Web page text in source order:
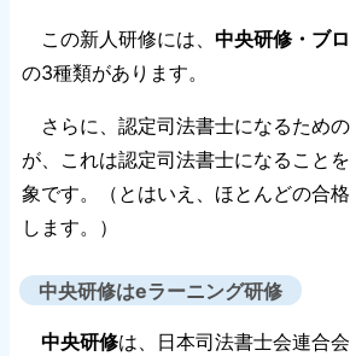
この新人研修には、 中央研修・ブ
の3種類があります。
さらに、認定司法書士になるための
が、これは認定司法書士になること
象です。（とはいえ、ほとんどの合
します。）
中央研修はeラーニング研修
中央研修は、日本司法書士会連合